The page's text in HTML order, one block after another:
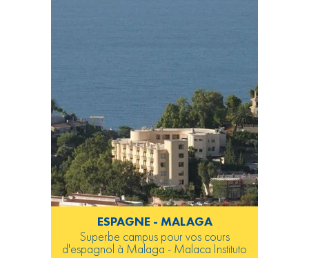
ESPAGNE - MALAGA
Superbe campus pour vos cours
d'espagnol à Malaga - Malaca Instituto